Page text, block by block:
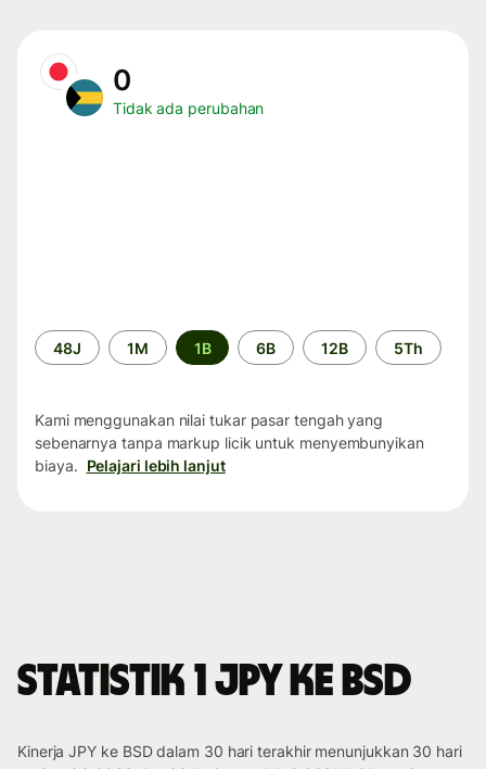
0
Tidak ada perubahan
Periode
waktu
48J 1M 1B 6B 12B 5Th
Kami menggunakan nilai tukar pasar tengah yang
sebenarnya tanpa markup licik untuk menyembunyikan
biaya. Pelajari lebih lanjut
Statistik 1 JPY ke BSD
Kinerja JPY ke BSD dalam 30 hari terakhir menunjukkan 30 hari